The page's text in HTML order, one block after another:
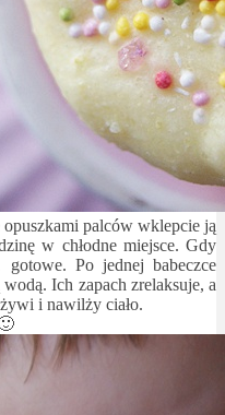
palców wklepcie ją
w chłodne miejsce. Gdy
Po jednej babeczce
Ich zapach zrelaksuje, a
i nawilży ciało.